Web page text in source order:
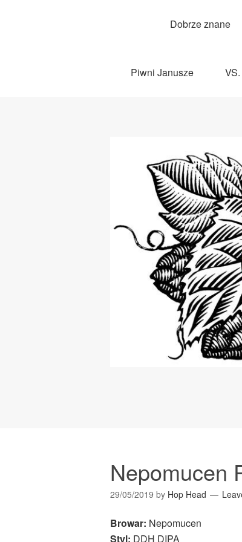
Dobrze znane
Piwni Janusze VS.
Nepomucen
29/05/2019 by Hop Head
Browar: Nepomucen
Styl: DDH DIPA